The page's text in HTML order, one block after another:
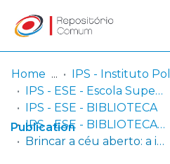
Communities
& Collections
Browse repository
Log
In
(current)
Home
IPS - ESE - Escola Superior de Educação
IPS - ESE - BIBLIOTECA
IPS - ESE - BIBLIOTECA - Dissertações de mestrado
Brincar a céu aberto: a importância de brincar no espaço exterior em creche e jardim de infância
Publication